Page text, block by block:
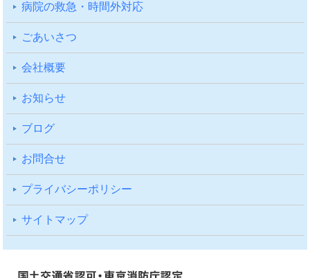
病院の救急・時間外対応
ごあいさつ
会社概要
お知らせ
ブログ
お問合せ
プライバシーポリシー
サイトマップ